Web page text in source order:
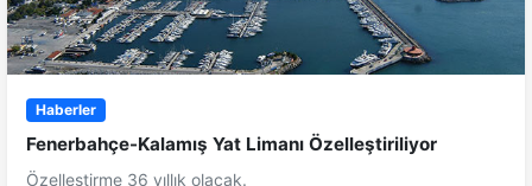
Haberler
Fenerbahçe-Kalamış Yat Limanı Özelleştiriliyor
Özelleştirme 36 yıllık olacak.